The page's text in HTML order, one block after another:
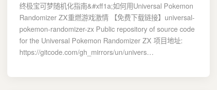
终极宝可梦随机化指南&#xff1a;如何用Universal Pokemon
Randomizer ZX重燃游戏激情 【免费下载链接】universal-
pokemon-randomizer-zx Public repository of source code
for the Universal Pokemon Randomizer ZX 项目地址:
https://gitcode.com/gh_mirrors/un/univers…